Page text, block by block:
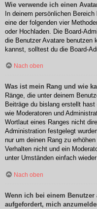
Wie verwende ich einen
In deinem persönlichen Bereich
eine der folgenden vier
oder Hochladen. Die Board-
die Benutzer Avatare benutzen
kannst, solltest du die Board-
Nach oben
Was ist mein Rang und wie
Ränge, die unter deinem
Beiträge du bislang erstellt
wie Moderatoren und
Wortlaut eines Ranges nicht
Administration festgelegt
nur um deinen Rang zu
Verhalten nicht und ein
unter Umständen einfach
Nach oben
Wenn ich bei einem
aufgefordert, mich